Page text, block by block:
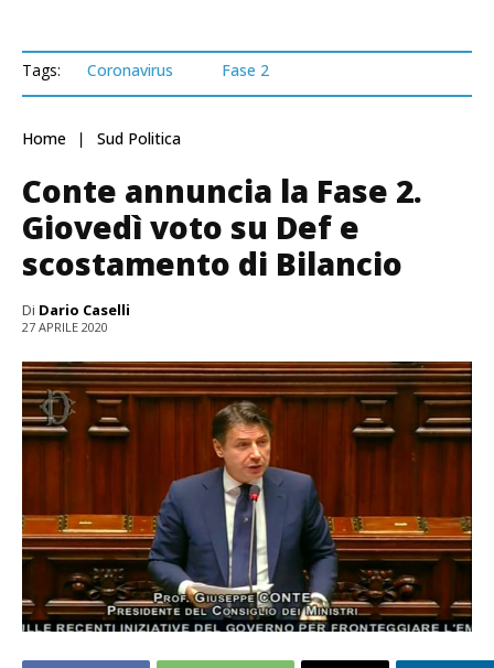
Tags: Coronavirus Fase 2
Home Sud Politica
Conte annuncia la Fase 2.
Giovedì voto su Def e
scostamento di Bilancio
Di Dario Caselli
27 APRILE 2020